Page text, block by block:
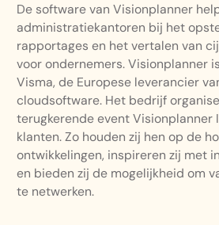
De software van Visionplanner
administratiekantoren bij het
rapportages en het vertalen van
voor ondernemers. Visionplanner
Visma, de Europese leverancier
cloudsoftware. Het bedrijf
terugkerende event Visionplanner
klanten. Zo houden zij hen op de
ontwikkelingen, inspireren zij met
en bieden zij de mogelijkheid om
te netwerken.